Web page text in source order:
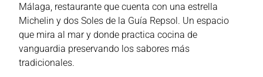
Málaga, restaurante que cuenta con una estrella
Michelin y dos Soles de la Guía Repsol. Un espacio
que mira al mar y donde practica cocina de
vanguardia preservando los sabores más
tradicionales.